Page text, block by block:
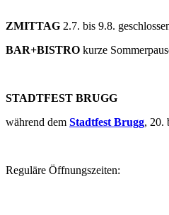
ZMITTAG 2.7. bis 9.8.
BAR+BISTRO kurze
STADTFEST BRUGG
während dem Stadtfest Brugg, 20.
Reguläre Öffnungszeiten: